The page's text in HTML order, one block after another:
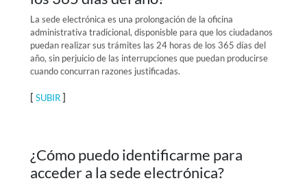
La sede electrónica es una prolongación de la oficina
administrativa tradicional, disponisble para que los ciudadanos
puedan realizar sus trámites las 24 horas de los 365 días del
año, sin perjuicio de las interrupciones que puedan producirse
cuando concurran razones justificadas.
[ SUBIR]
¿Cómo puedo identificarme para
acceder a la sede electrónica?